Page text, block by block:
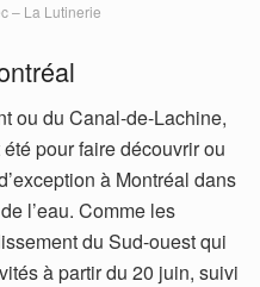
– La Lutinerie
ou du Canal-de-Lachine,
pour faire découvrir ou
à Montréal dans
l’eau. Comme les
du Sud-ouest qui
à partir du 20 juin, suivi